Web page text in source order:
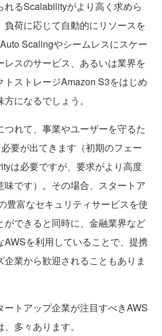
れるScalabilityがより高く求めら
負荷に応じて自動的にリソースを
Scalingやシームレスにスケー
レスのサービス、あるいは業界を
トストレージAmazon S3をはじめ
になるでしょう。
れて、事業やユーザーを守るた
要が出てきます（初期のフェー
は必要ですが、要求がより高度
味です）。その場合、スタートア
豊富なセキュリティサービスを使
ができると同時に、金融業界など
AWSを利用していることで、提携
業から歓迎されることもありま
トアップ企業が注目すべきAWS
多々あります。